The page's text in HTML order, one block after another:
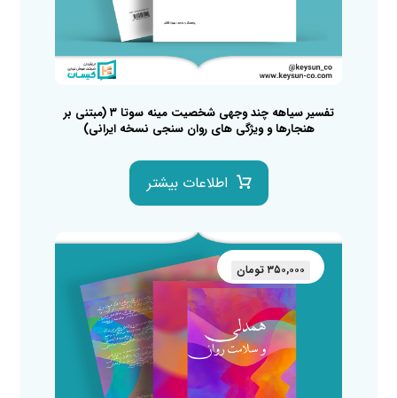
تفسیر سیاهه چند وجهی شخصیت مینه سوتا ۳ (مبتنی بر
هنجارها و ویژگی های روان سنجی نسخه ایرانی)
اطلاعات بیشتر
۳۵۰,۰۰۰ تومان